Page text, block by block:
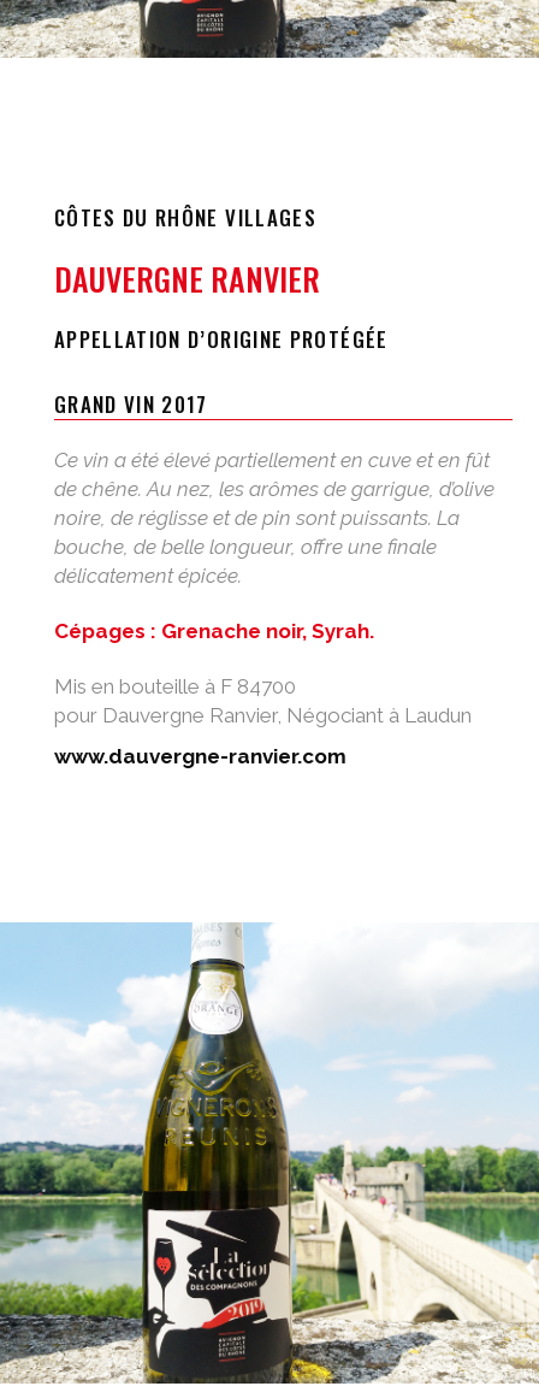
CÔTES DU RHÔNE VILLAGES
DAUVERGNE RANVIER
APPELLATION D’ORIGINE PROTÉGÉE
GRAND VIN 2017
Ce vin a été élevé partiellement en cuve et en fût
de chêne. Au nez, les arômes de garrigue, d’olive
noire, de réglisse et de pin sont puissants. La
bouche, de belle longueur, offre une finale
délicatement épicée.
Cépages : Grenache noir, Syrah.
Mis en bouteille à F 84700
pour Dauvergne Ranvier, Négociant à Laudun
www.dauvergne-ranvier.com